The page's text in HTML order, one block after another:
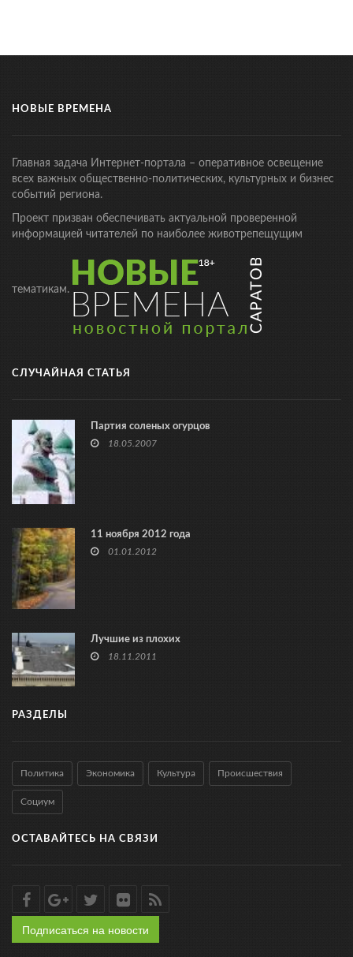
НОВЫЕ ВРЕМЕНА
Главная задача Интернет-портала – оперативное освещение
всех важных общественно-политических, культурных и бизнес
событий региона.
Проект призван обеспечивать актуальной проверенной
информацией читателей по наиболее животрепещущим
тематикам.
СЛУЧАЙНАЯ СТАТЬЯ
Партия соленых огурцов
18.05.2007
11 ноября 2012 года
01.01.2012
Лучшие из плохих
18.11.2011
РАЗДЕЛЫ
Политика Экономика Культура Происшествия
Социум
ОСТАВАЙТЕСЬ НА СВЯЗИ
Подписаться на новости